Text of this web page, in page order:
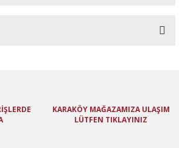
bozuk veya görüntülenemiyor.
KARAKÖY MAĞAZAMIZA ULAŞIM
LÜTFEN TIKLAYINIZ